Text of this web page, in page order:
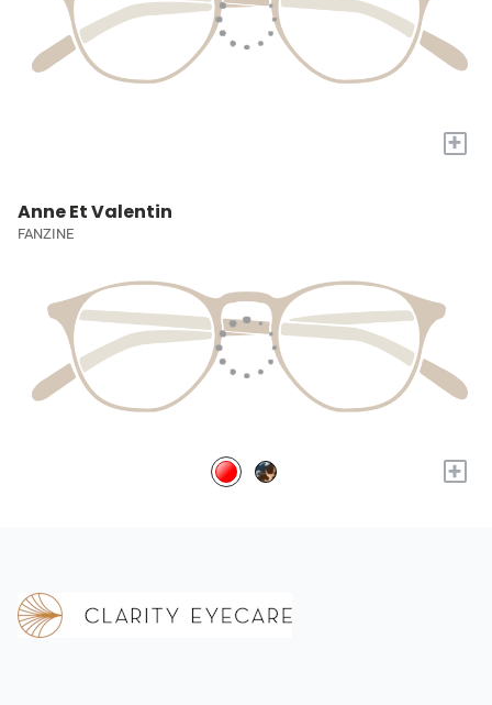
+
Anne Et Valentin
FANZINE
+